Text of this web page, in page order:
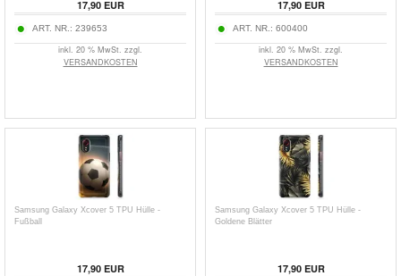
17,90EUR
ART. NR.: 239653
inkl. 20 % MwSt. zzgl.
VERSANDKOSTEN
17,90EUR
ART. NR.: 600400
inkl. 20 % MwSt. zzgl.
VERSANDKOSTEN
Samsung Galaxy Xcover 5 TPU Hülle -
Fußball
17,90EUR
Samsung Galaxy Xcover 5 TPU Hülle -
Goldene Blätter
17,90EUR